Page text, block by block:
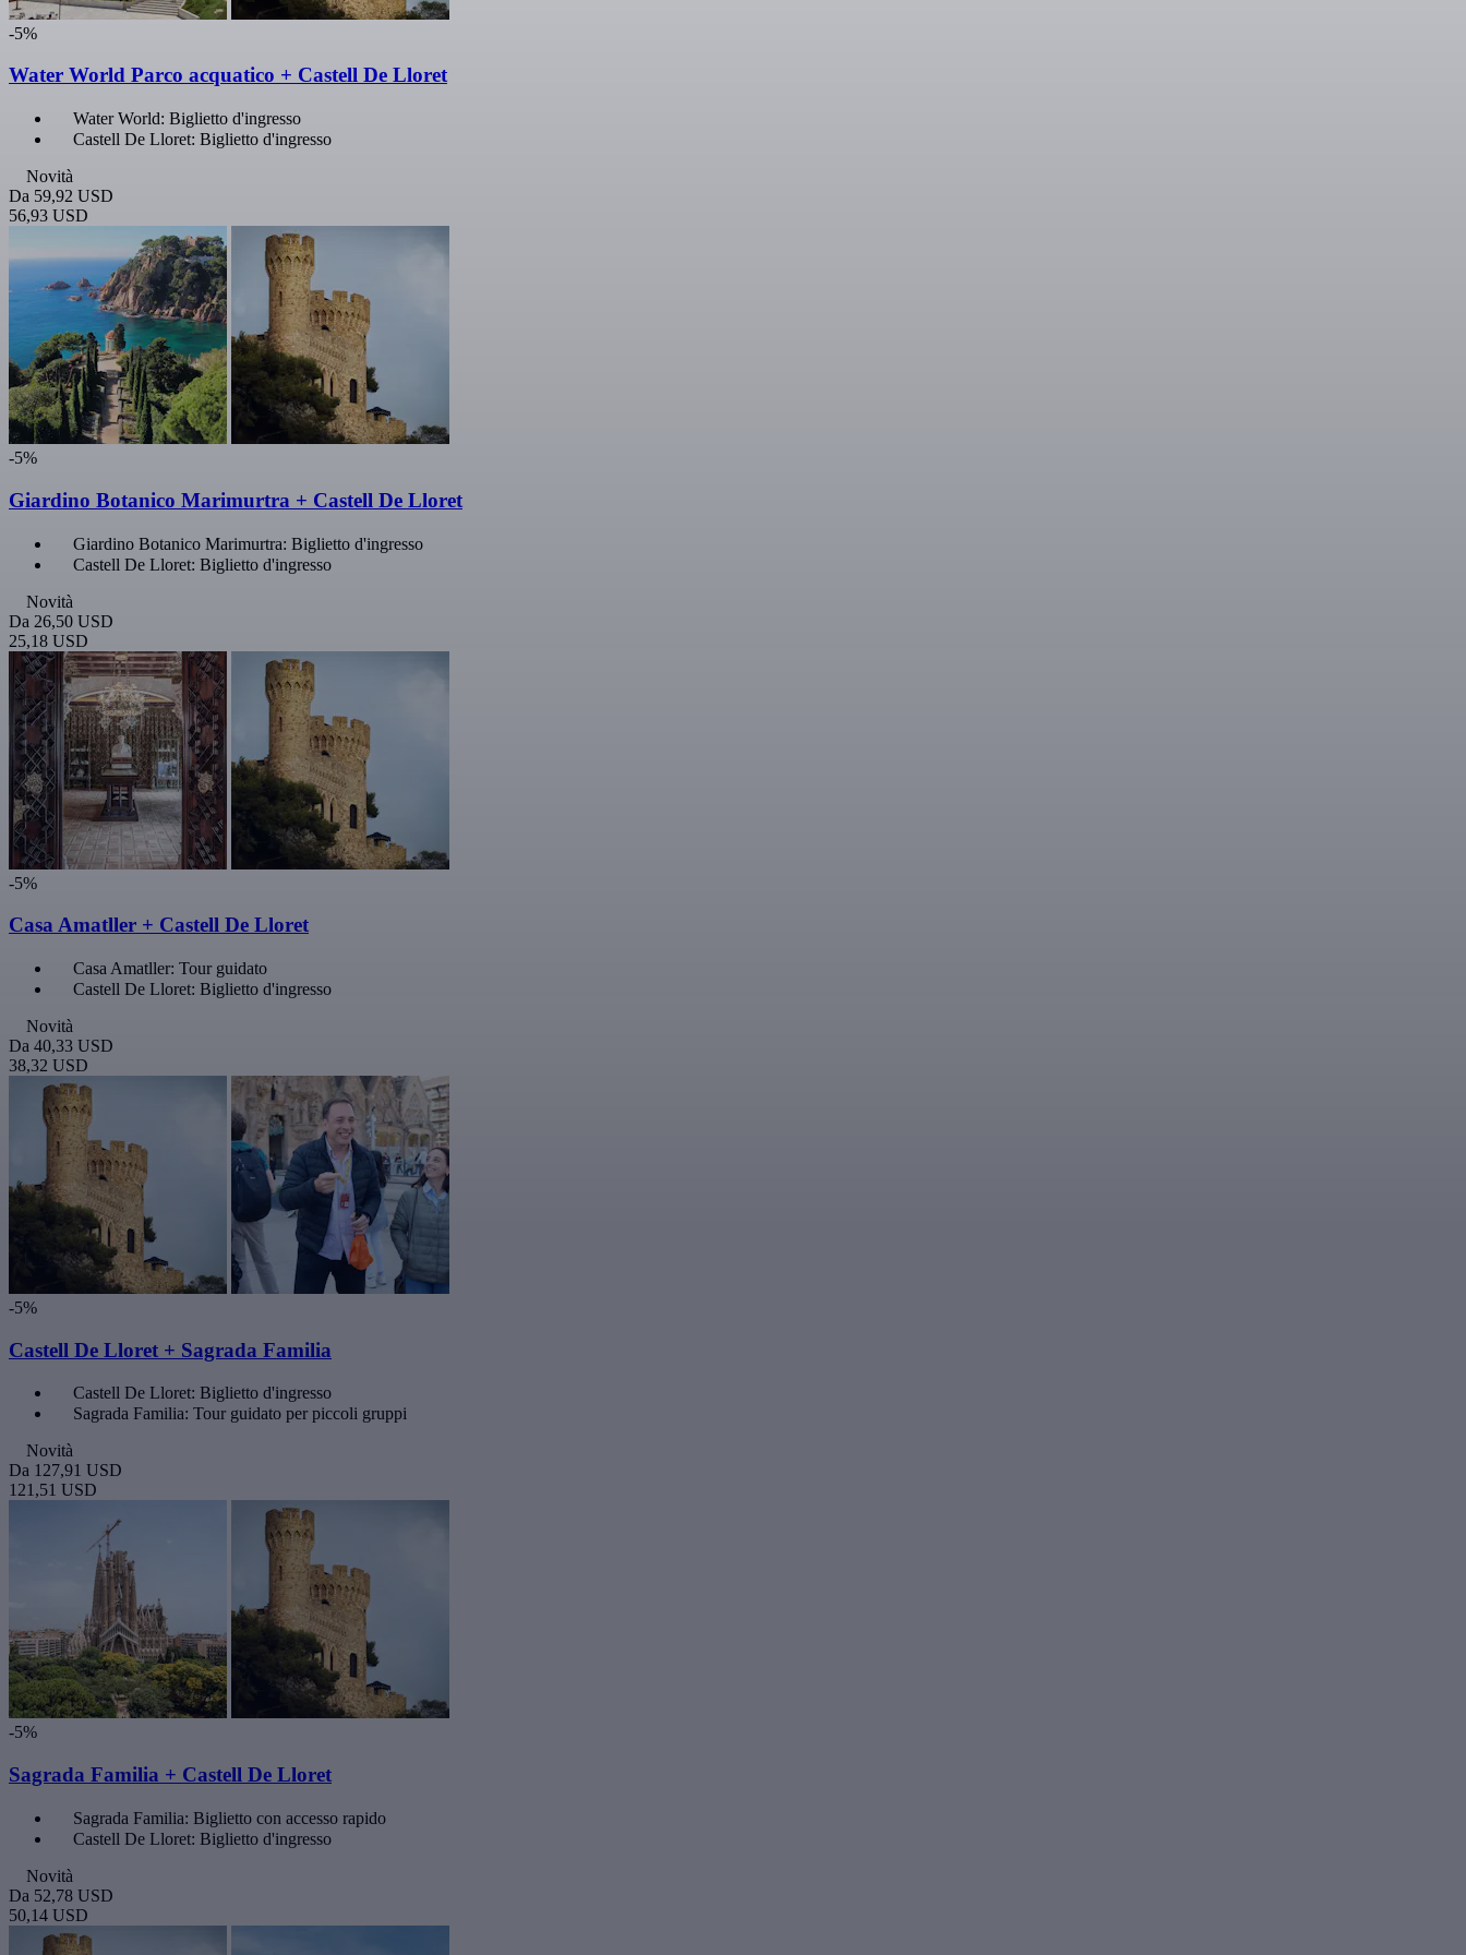
-5%
Water World Parco acquatico + Castell De Lloret
Water World: Biglietto d'ingresso
Castell De Lloret: Biglietto d'ingresso
Novità
Da 59,92 USD
56,93 USD
-5%
Giardino Botanico Marimurtra + Castell De Lloret
Giardino Botanico Marimurtra: Biglietto d'ingresso
Castell De Lloret: Biglietto d'ingresso
Novità
Da 26,50 USD
25,18 USD
-5%
Casa Amatller + Castell De Lloret
Casa Amatller: Tour guidato
Castell De Lloret: Biglietto d'ingresso
Novità
Da 40,33 USD
38,32 USD
-5%
Castell De Lloret + Sagrada Familia
Castell De Lloret: Biglietto d'ingresso
Sagrada Familia: Tour guidato per piccoli gruppi
Novità
Da 127,91 USD
121,51 USD
-5%
Sagrada Familia + Castell De Lloret
Sagrada Familia: Biglietto con accesso rapido
Castell De Lloret: Biglietto d'ingresso
Novità
Da 52,78 USD
50,14 USD